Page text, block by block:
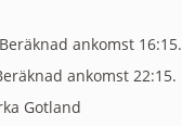
ankomst 16:15.
ankomst 22:15.
Gotland